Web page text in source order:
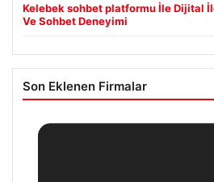
Kelebek sohbet platformu İle Dijital
Ve Sohbet Deneyimi
Son Eklenen Firmalar